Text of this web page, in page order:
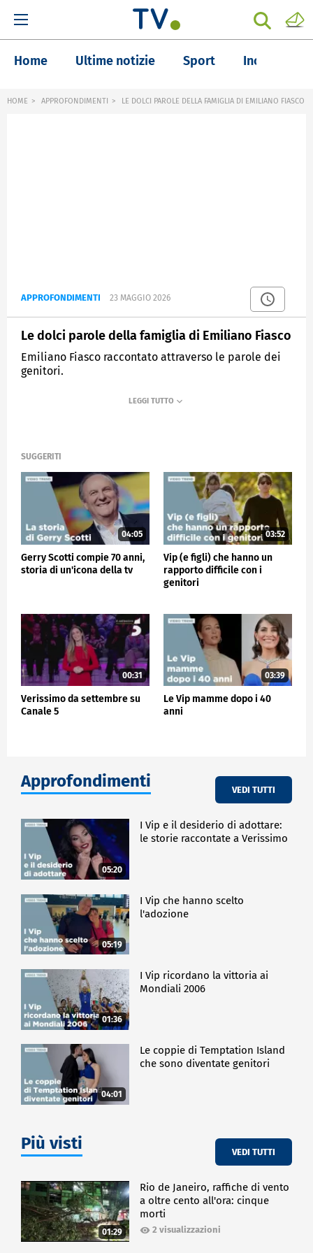
Home Ultime notizie Sport Inchieste
HOME APPROFONDIMENTI LE DOLCI PAROLE DELLA FAMIGLIA DI EMILIANO FIASCO
APPROFONDIMENTI 23 MAGGIO 2026
Le dolci parole della famiglia di Emiliano Fiasco
Emiliano Fiasco raccontato attraverso le parole dei
genitori.
VERISSIMO
SUGGERITI
04:05
Gerry Scotti compie 70 anni,
storia di un'icona della tv
03:52
Vip (e figli) che hanno un
rapporto difficile con i
genitori
00:31
Verissimo da settembre su
Canale 5
03:39
Le Vip mamme dopo i 40
anni
Approfondimenti VEDI TUTTI
05:20
I Vip e il desiderio di adottare:
le storie raccontate a Verissimo
05:19
I Vip che hanno scelto
l'adozione
01:36
I Vip ricordano la vittoria ai
Mondiali 2006
04:01
Le coppie di Temptation Island
che sono diventate genitori
Più visti VEDI TUTTI
01:29
Rio de Janeiro, raffiche di vento
a oltre cento all'ora: cinque
morti
2 visualizzazioni